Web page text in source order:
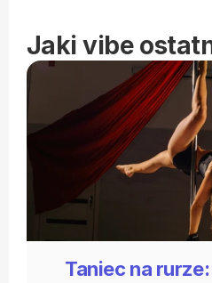
Jaki vibe
Taniec na